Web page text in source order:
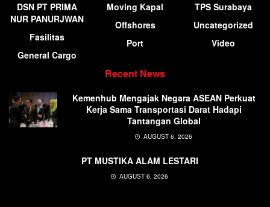
DSN PT PRIMA
NUR PANURJWAN
Fasilitas
General Cargo
Moving Kapal
Offshores
Port
TPS Surabaya
Uncategorized
Video
Recent News
Kemenhub Mengajak Negara ASEAN Perkuat
Kerja Sama Transportasi Darat Hadapi
Tantangan Global
AUGUST 6, 2026
PT MUSTIKA ALAM LESTARI
AUGUST 6, 2026